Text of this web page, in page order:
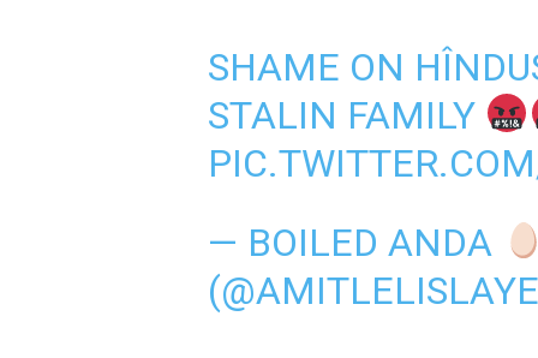
SHAME ON
STALIN FAMILY
— BOILED ANDA